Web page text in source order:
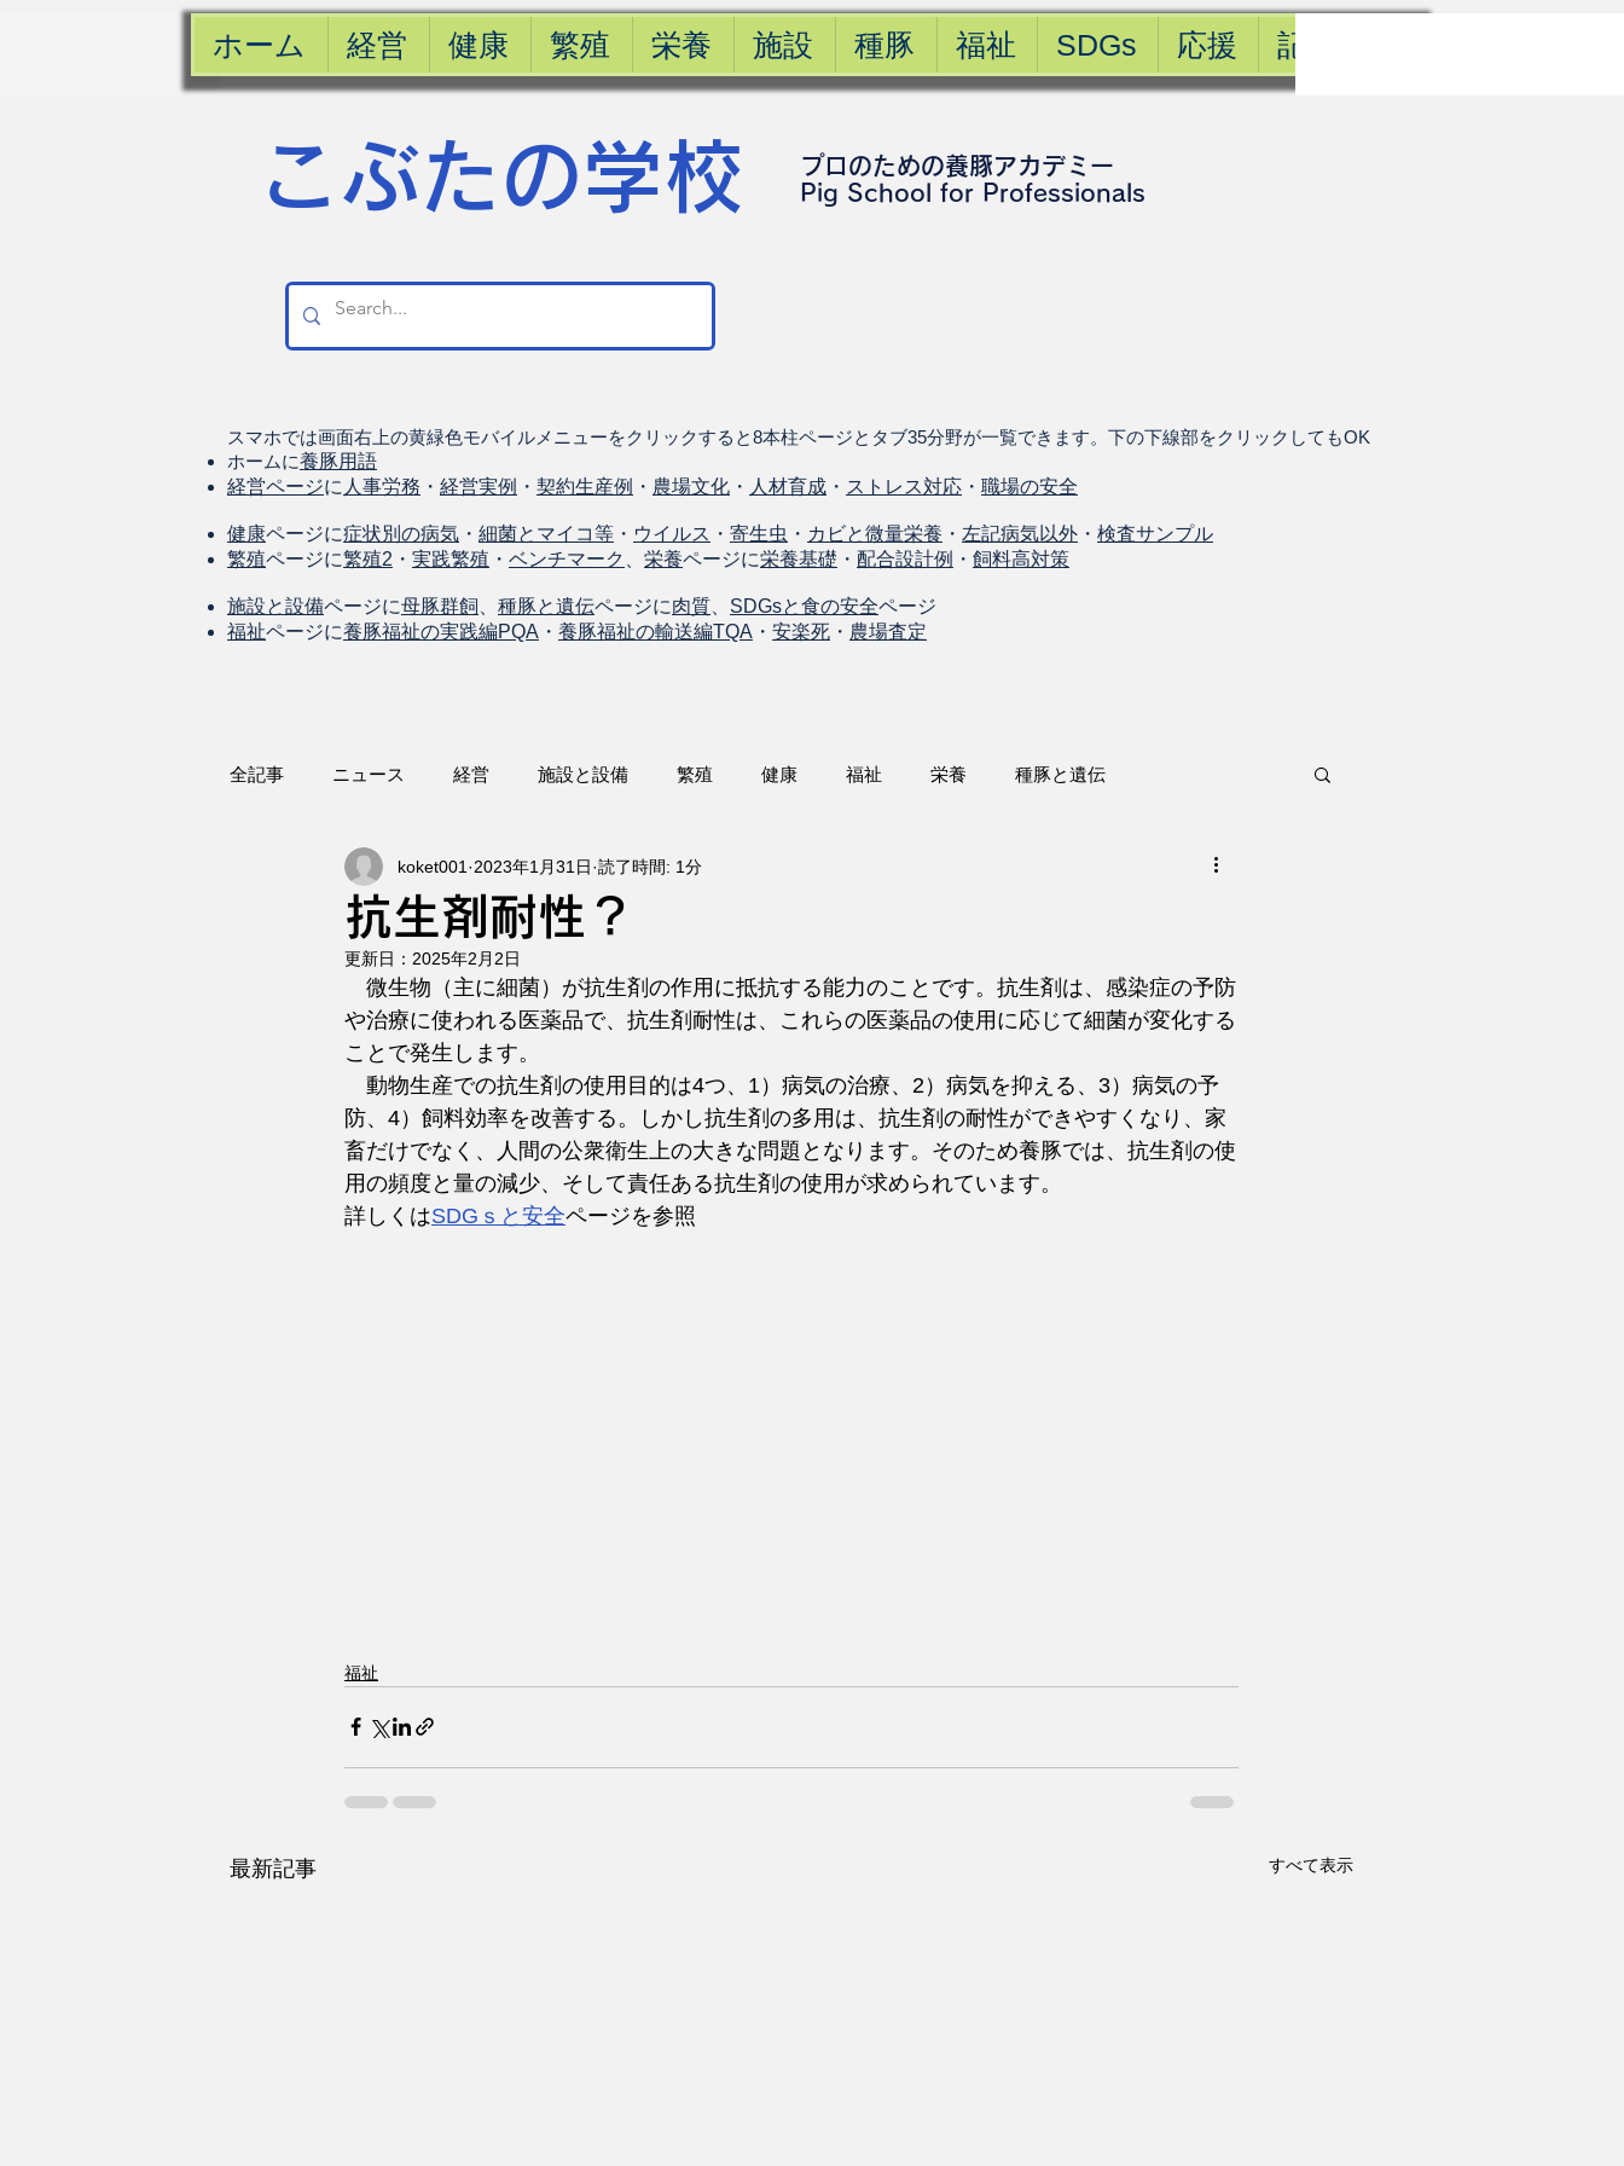
ホーム 経営 健康 繁殖 栄養 施設 種豚 福祉 SDGs 応援 記事一覧
​こぶたの学校
プロのための養豚アカデミー
​Pig School for Professionals
スマホでは画面右上の黄緑色モバイルメニューをクリックすると8本柱ページとタブ35分野が一覧できます。下の下線部をクリックしてもOK
ホームに養豚用語
経営ページに 人事労務 ・ 経営実例 ・ 契約生産例 ・ 農場文化 ・ 人材育成 ・ ストレス対応 ・ 職場の安全
健康ページに症状別の病気 ・ 細菌とマイコ等 ・ ウイルス ・ 寄生虫 ・ カビと微量栄養 ・ 左記病気以外 ・ 検査サンプル
繁殖ページに繁殖2 ・ 実践繁殖 ・ ベンチマーク 栄養ページに栄養基礎 ・ 配合設計例 ・ 飼料高対策
施設と設備ページに母豚群飼 種豚と遺伝ページに肉質 SDGsと食の安全ページ
福祉ページに養豚福祉の実践編PQA ・ 養豚福祉の輸送編TQA ・ 安楽死 ・ 農場査定
全記事 ニュース 経営 施設と設備 繁殖 健康 福祉 栄養 種豚と遺伝
抗生剤耐性？
koket001 2023年1月31日 読了時間: 1分
更新日： 2025年2月2日
微生物（主に細菌）が抗生剤の作用に抵抗する能力のことです。抗生剤は、感染症の予防
や治療に使われる医薬品で、抗生剤耐性は、これらの医薬品の使用に応じて細菌が変化する
ことで発生します。
動物生産での抗生剤の使用目的は4つ、1）病気の治療、2）病気を抑える、3）病気の予
防、4）飼料効率を改善する。しかし抗生剤の多用は、抗生剤の耐性ができやすくなり、家
畜だけでなく、人間の公衆衛生上の大きな問題となります。そのため養豚では、抗生剤の使
用の頻度と量の減少、そして責任ある抗生剤の使用が求められています。
詳しくはSDGｓと安全ページを参照
福祉
最新記事 すべて表示